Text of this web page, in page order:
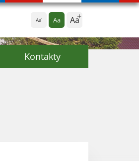
Aa Aa Aa
Kontakty